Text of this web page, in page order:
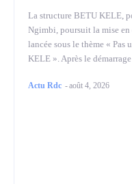
La structure BETU KELE,
Ngimbi, poursuit la mise en
lancée sous le thème « Pas
KELE ». Après le démarrage
Actu Rdc -août 4, 2026